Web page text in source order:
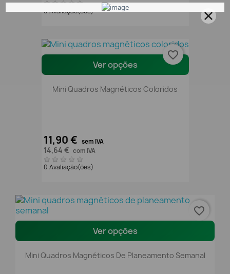
0 Avaliação(ões)
Ver opções
Mini Quadros Magnéticos Coloridos
11,90 € sem IVA
14,64 € com IVA
0 Avaliação(ões)
favorite_border
Ver opções
Mini Quadros Magnéticos De Planeamento Semanal
favorite_border